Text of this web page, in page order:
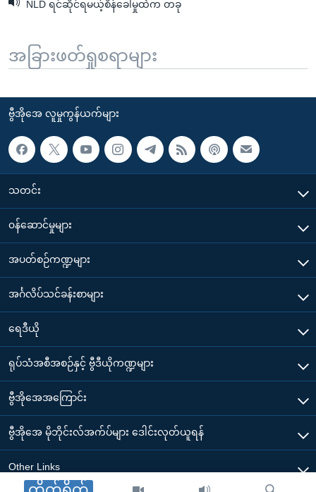
NLD ရင်ဆိုင်ရမယ့်စိန်ခေါ်မှုထဲက တခု
အခြားဖတ်ရှုစရာများ
ဗွီအိုအေ လူမှုကွန်ယက်များ
သတင်း
၀န်ဆောင်မှုများ
အပတ်စဉ်ကဏ္ဍများ
အင်္ဂလိပ်သင်ခန်းစာများ
ရေဒီယို
ရုပ်သံအစီအစဉ်နှင့် ဗွီဒီယိုကဏ္ဍများ
ဗွီအိုအေအကြောင်း
ဗွီအိုအေ မိုဘိုင်းလ်အက်ပ်များ ဒေါင်းလုတ်ယူရန်
Other Links